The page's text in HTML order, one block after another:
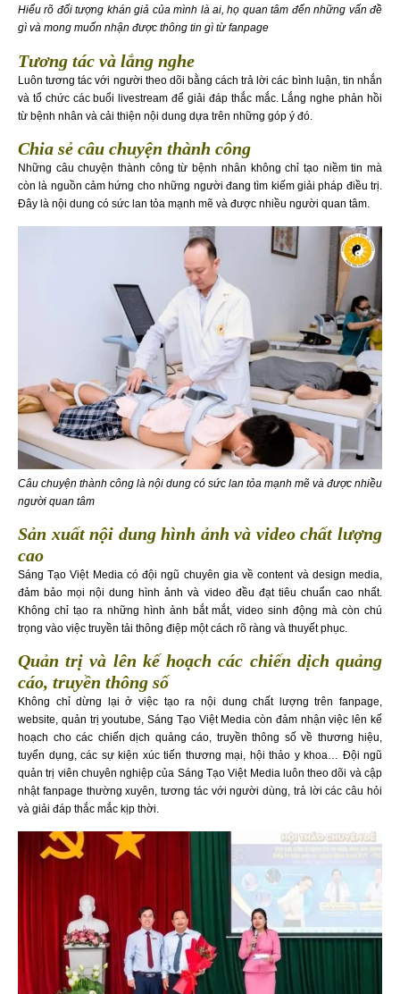
Hiểu rõ đối tượng khán giả của mình là ai, họ quan tâm đến những vấn đề
gì và mong muốn nhận được thông tin gì từ fanpage
Tương tác và lắng nghe
Luôn tương tác với người theo dõi bằng cách trả lời các bình luận, tin nhắn
và tổ chức các buổi livestream để giải đáp thắc mắc. Lắng nghe phản hồi
từ bệnh nhân và cải thiện nội dung dựa trên những góp ý đó.
Chia sẻ câu chuyện thành công
Những câu chuyện thành công từ bệnh nhân không chỉ tạo niềm tin mà
còn là nguồn cảm hứng cho những người đang tìm kiếm giải pháp điều trị.
Đây là nội dung có sức lan tỏa mạnh mẽ và được nhiều người quan tâm.
Câu chuyện thành công là nội dung có sức lan tỏa mạnh mẽ và được nhiều
người quan tâm
Sản xuất nội dung hình ảnh và video chất lượng
cao
Sáng Tạo Việt Media có đội ngũ chuyên gia về content và design media,
đảm bảo mọi nội dung hình ảnh và video đều đạt tiêu chuẩn cao nhất.
Không chỉ tạo ra những hình ảnh bắt mắt, video sinh động mà còn chú
trọng vào việc truyền tải thông điệp một cách rõ ràng và thuyết phục.
Quản trị và lên kế hoạch các chiến dịch quảng
cáo, truyền thông số
Không chỉ dừng lại ở việc tạo ra nội dung chất lượng trên fanpage,
website, quản trị youtube, Sáng Tạo Việt Media còn đảm nhận việc lên kế
hoạch cho các chiến dịch quảng cáo, truyền thông số về thương hiệu,
tuyển dụng, các sự kiện xúc tiến thương mại, hội thảo y khoa… Đội ngũ
quản trị viên chuyên nghiệp của Sáng Tạo Việt Media luôn theo dõi và cập
nhật fanpage thường xuyên, tương tác với người dùng, trả lời các câu hỏi
và giải đáp thắc mắc kịp thời.